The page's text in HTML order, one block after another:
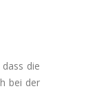
die
bei der